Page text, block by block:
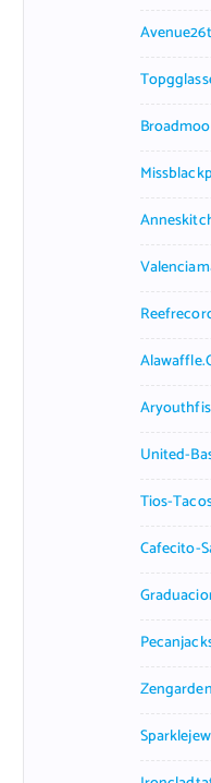
United-
Tios-
Cafecito-